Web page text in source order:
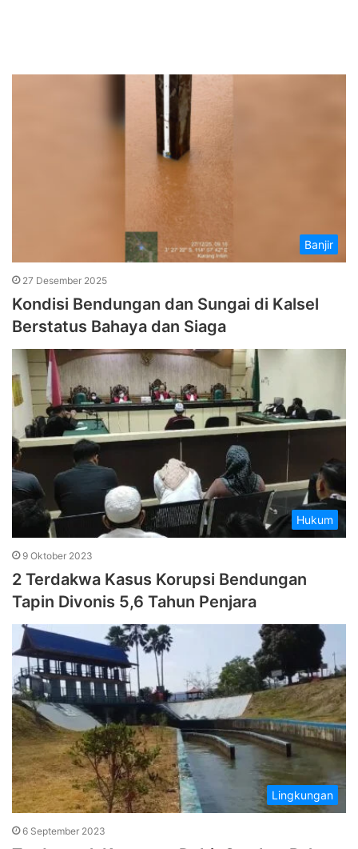
Banjir
27 Desember 2025
Kondisi Bendungan dan Sungai di Kalsel
Berstatus Bahaya dan Siaga
Hukum
9 Oktober 2023
2 Terdakwa Kasus Korupsi Bendungan
Tapin Divonis 5,6 Tahun Penjara
Lingkungan
6 September 2023